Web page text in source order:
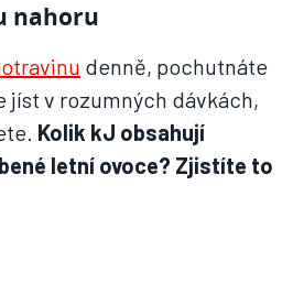
nahoru
denně, pochutnáte
jíst v rozumných dávkách,
Kolik kJ obsahují
letní ovoce? Zjistíte to